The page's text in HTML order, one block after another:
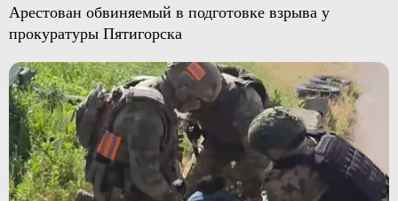
Арестован обвиняемый в подготовке взрыва у
прокуратуры Пятигорска